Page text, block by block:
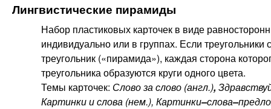
Лингвистические пирамиды
Набор пластиковых карточек в виде
индивидуально или в группах. Если
треугольник («пирамида»), каждая сторона
треугольника образуются круги одного цвета.
Темы карточек: Слово за слово (англ.),
Картинки и слова (нем.), Картинки–слова–